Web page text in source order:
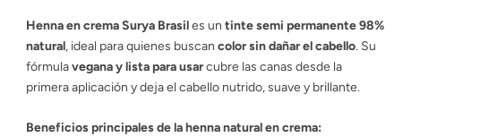
Henna en crema Surya Brasiles un tinte semi permanente 98%
natural, ideal para quienes buscan color sin dañar el cabello. Su
fórmulavegana y lista para usarcubre las canas desde la
primera aplicación y deja el cabello nutrido, suave y brillante.
Beneficios principales de la henna natural en crema: